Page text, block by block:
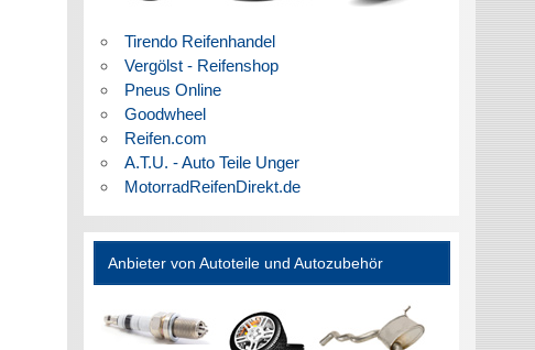
Tirendo Reifenhandel
Vergölst - Reifenshop
Pneus Online
Goodwheel
Reifen.com
A.T.U. - Auto Teile Unger
MotorradReifenDirekt.de
Anbieter von Autoteile und Autozubehör